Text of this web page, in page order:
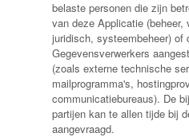
belaste personen die zijn
van deze Applicatie (beheer,
juridisch, systeembeheer) of
Gegevensverwerkers
(zoals externe technische
mailprogramma's,
communicatiebureaus). De
partijen kan te allen tijde bij
aangevraagd.